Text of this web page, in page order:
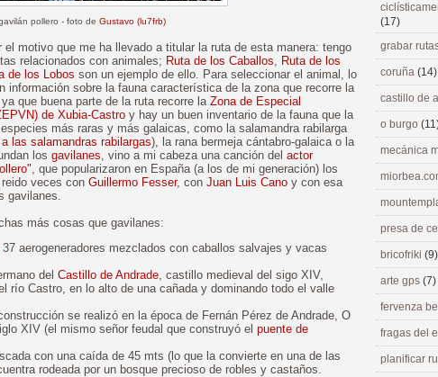
pollero - foto de Gustavo (lu7frb)
motivo que me ha llevado a titular la ruta de esta manera: tengo
relacionados con animales; Ruta de los Caballos, Ruta de los
de los Lobos son un ejemplo de ello. Para seleccionar el animal, lo
información sobre la fauna característica de la zona que recorre la
que buena parte de la ruta recorre la Zona de Especial
de Xubia-Castro y hay un buen inventario de la fauna que la
más raras y más galaicas, como la salamandra rabilarga
las salamandras rabilargas), la rana bermeja cántabro-galaica o la
los gavilanes, vino a mi cabeza una canción del actor
, que popularizaron en España (a los de mi generación) los
veces con Guillermo Fesser, con Juan Luis Cano y con esa
gavilanes.
más cosas que gavilanes:
37 aerogeneradores mezclados con caballos salvajes y vacas
del Castillo de Andrade, castillo medieval del sigo XIV,
río Castro, en lo alto de una cañada y dominando todo el valle
se realizó en la época de Fernán Pérez de Andrade, O
XIV (el mismo señor feudal que construyó el puente de
con una caída de 45 mts (lo que la convierte en una de las
rodeada por un bosque precioso de robles y castaños.
(17)
grabar
coruña (14)
castillo de
o burgo
mecánica
presa de
bricofriki (9)
arte gps (7)
fervenza
fragas del
planificar